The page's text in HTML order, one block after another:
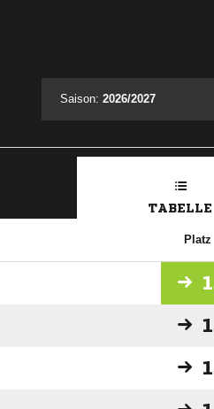
Saison: 2026/2027
TABELLE
Platz